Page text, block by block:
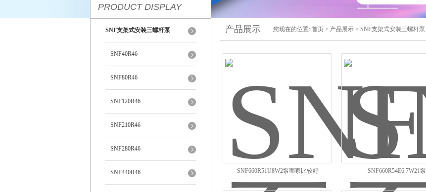
PRODUCT DISPLAY
SNF支架式安装三螺杆泵
SNF40R46
SNF80R46
SNF120R46
SNF210R46
SNF280R46
SNF440R46
产品展示 您现在的位置: 首页 > 产品展示 > SNF支架式安装三螺杆泵
SNF660R51U8W2泵哪家比较好 SNF660R54E6.7W21泵